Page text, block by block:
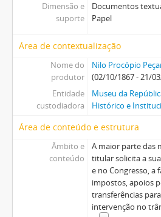
Dimensão e
suporte
Documentos
Papel
Área de contextualização
Nome do
produtor
Nilo Procópio
(02/10/1867 - 21/
Entidade
custodiadora
Museu da
Histórico e
Área de conteúdo e estrutura
Âmbito e
conteúdo
A maior parte das
titular solicita a
e no Congresso, a
impostos, apoios
transferências
intervenção no